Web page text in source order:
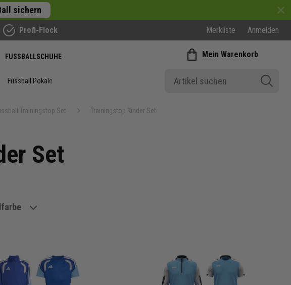
sichern
Profi-Flock Merkliste Anmelden
FUSSBALLSCHUHE
Fussball Pokale
Mein Warenkorb
Trainingstop Set Trainingstop Kinder Set
Set